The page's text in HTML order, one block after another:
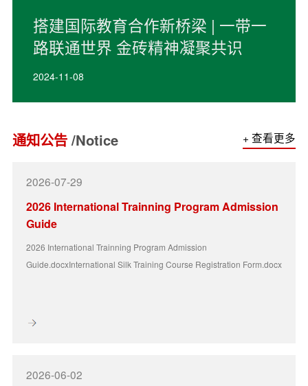
搭建国际教育合作新桥梁 | 一带一
路联通世界 金砖精神凝聚共识
2024-11-08
通知公告 /Notice + 查看更多
2026-07-29
2026 International Trainning Program Admission
Guide
2026 International Trainning Program Admission
Guide.docxInternational Silk Training Course Registration Form.docx
2026-06-02